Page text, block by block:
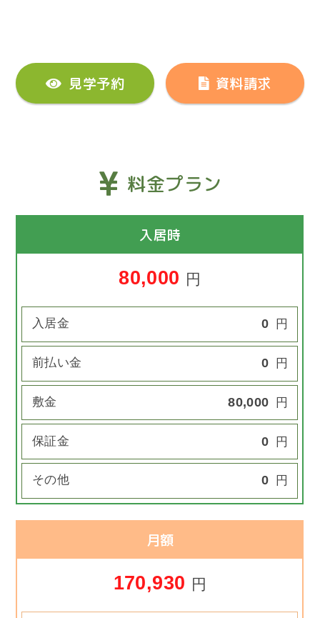
見学予約 資料請求
料金プラン
入居時
80,000 円
入居金 0 円
前払い金 0 円
敷金 80,000 円
保証金 0 円
その他 0 円
月額
170,930 円